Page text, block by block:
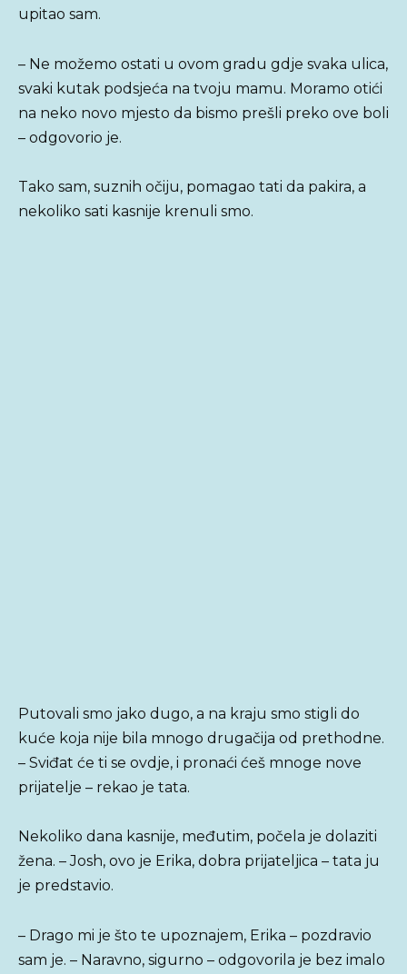
upitao sam.
– Ne možemo ostati u ovom gradu gdje svaka ulica,
svaki kutak podsjeća na tvoju mamu. Moramo otići
na neko novo mjesto da bismo prešli preko ove boli
– odgovorio je.
Tako sam, suznih očiju, pomagao tati da pakira, a
nekoliko sati kasnije krenuli smo.
Putovali smo jako dugo, a na kraju smo stigli do
kuće koja nije bila mnogo drugačija od prethodne.
– Sviđat će ti se ovdje, i pronaći ćeš mnoge nove
prijatelje – rekao je tata.
Nekoliko dana kasnije, međutim, počela je dolaziti
žena. – Josh, ovo je Erika, dobra prijateljica – tata ju
je predstavio.
– Drago mi je što te upoznajem, Erika – pozdravio
sam je. – Naravno, sigurno – odgovorila je bez imalo